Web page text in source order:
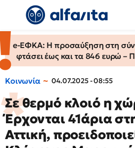
e-ΕΦΚΑ: Η προσαύξηση στη
φτάσει έως και τα 846 ευρώ –
Κοινωνία 04.07.2025 - 08:55
Σε θερμό κλοιό η
Έρχονται 41άρια
Αττική,